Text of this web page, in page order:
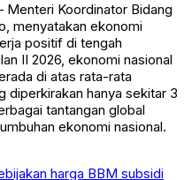
Menteri Koordinator Bidang
menyatakan ekonomi
positif di tengah
II 2026, ekonomi nasional
di atas rata-rata
diperkirakan hanya sekitar 3
tantangan global
ekonomi nasional.